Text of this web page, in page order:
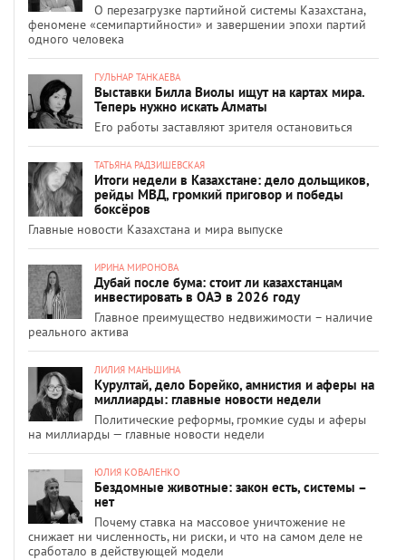
О перезагрузке партийной системы Казахстана,
феномене «семипартийности» и завершении эпохи партий
одного человека
ГУЛЬНАР ТАНКАЕВА
Выставки Билла Виолы ищут на картах мира.
Теперь нужно искать Алматы
Его работы заставляют зрителя остановиться
ТАТЬЯНА РАДЗИШЕВСКАЯ
Итоги недели в Казахстане: дело дольщиков,
рейды МВД, громкий приговор и победы
боксёров
Главные новости Казахстана и мира выпуске
ИРИНА МИРОНОВА
Дубай после бума: стоит ли казахстанцам
инвестировать в ОАЭ в 2026 году
Главное преимущество недвижимости – наличие
реального актива
ЛИЛИЯ МАНЬШИНА
Курултай, дело Борейко, амнистия и аферы на
миллиарды: главные новости недели
Политические реформы, громкие суды и аферы
на миллиарды — главные новости недели
ЮЛИЯ КОВАЛЕНКО
Бездомные животные: закон есть, системы –
нет
Почему ставка на массовое уничтожение не
снижает ни численность, ни риски, и что на самом деле не
сработало в действующей модели